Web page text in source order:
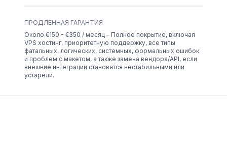
ПРОДЛЕННАЯ ГАРАНТИЯ
Около €150 - €350 / месяц – Полное покрытие, включая
VPS хостинг, приоритетную поддержку, все типы
фатальных, логических, системных, формальных ошибок
и проблем с макетом, а также замена вендора/API, если
внешние интеграции становятся нестабильными или
устарели.